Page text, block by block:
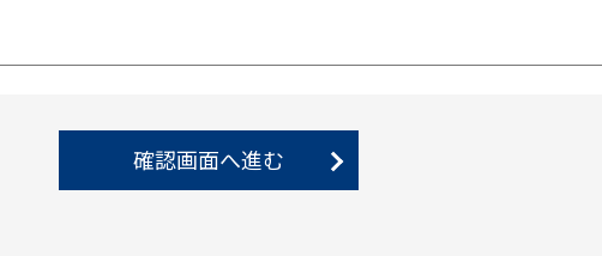
確認画面へ進む